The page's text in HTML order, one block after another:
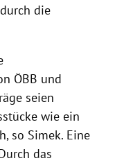
die
ÖBB und
seien
wie ein
so Simek. Eine
das